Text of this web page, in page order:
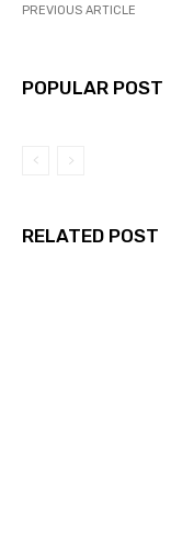
PREVIOUS ARTICLE
POPULAR POST
RELATED POST